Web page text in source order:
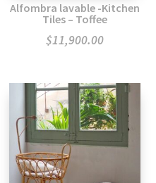
Alfombra lavable -Kitchen
Tiles – Toffee
$11,900.00